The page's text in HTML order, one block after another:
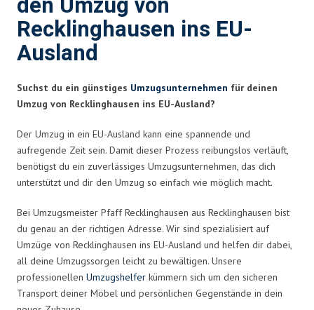
Recklinghausen ins EU-
Ausland
Suchst du ein günstiges Umzugsunternehmen für deinen
Umzug von Recklinghausen ins EU-Ausland?
Der Umzug in ein EU-Ausland kann eine spannende und
aufregende Zeit sein. Damit dieser Prozess reibungslos verläuft,
benötigst du ein zuverlässiges Umzugsunternehmen, das dich
unterstützt und dir den Umzug so einfach wie möglich macht.
Bei Umzugsmeister Pfaff Recklinghausen aus Recklinghausen bist
du genau an der richtigen Adresse. Wir sind spezialisiert auf
Umzüge von Recklinghausen ins EU-Ausland und helfen dir dabei,
all deine Umzugssorgen leicht zu bewältigen. Unsere
professionellen Umzugshelfer kümmern sich um den sicheren
Transport deiner Möbel und persönlichen Gegenstände in dein